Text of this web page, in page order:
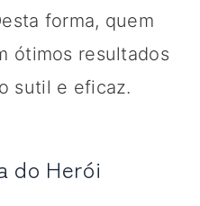
forma, quem
ótimos resultados
sutil e eficaz.
do Herói